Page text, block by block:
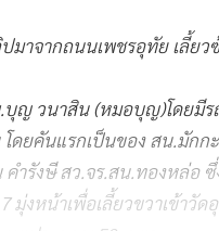
มาจากถนนเพชรอุทัย เลี้ยว
บุญ วนาสิน (หมอบุญ)โดยมี
โดยคันแรกเป็นของ สน.มัก
คำรังษี สว.จร.สน.ทองหล่อ
มุ่งหน้าเพื่อเลี้ยวขวาเข้าวัด